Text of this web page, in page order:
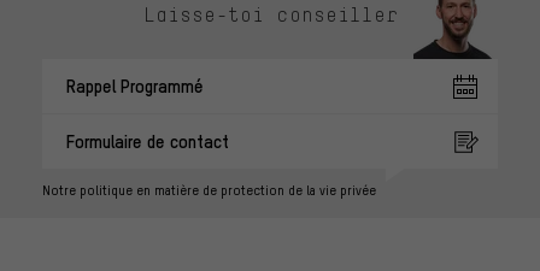
Laisse-toi conseiller
Rappel Programmé
Formulaire de contact
Notre politique en matière de protection de la vie privée